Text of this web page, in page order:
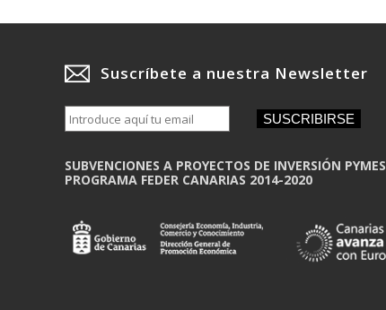
Suscríbete a nuestra Newsletter
SUSCRIBIRSE
SUBVENCIONES A PROYECTOS DE INVERSIÓN PYMES
PROGRAMA FEDER CANARIAS 2014-2020